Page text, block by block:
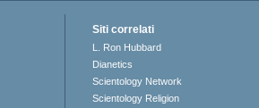
Siti correlati
L. Ron Hubbard
Dianetics
Scientology Network
Scientology Religion